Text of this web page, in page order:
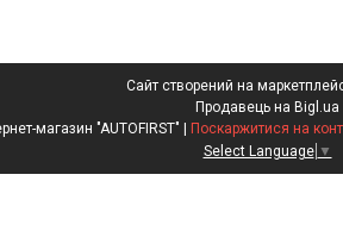
Сайт створений на
Продавець на Bigl.ua
Поскаржитися на
Select Language ▼